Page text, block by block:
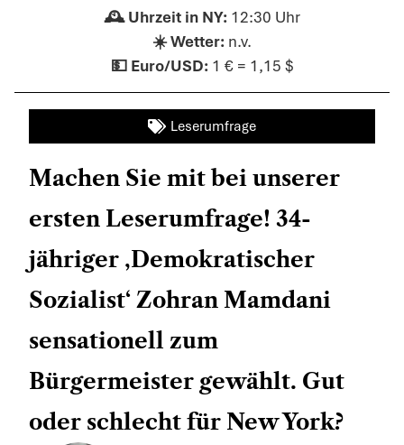
12:30 Uhr
n.v.
1 € = 1,15 $
Leserumfrage
Machen Sie mit bei unserer
ersten Leserumfrage! 34-
jähriger ‚Demokratischer
Sozialist‘ Zohran Mamdani
sensationell zum
Bürgermeister gewählt. Gut
oder schlecht für New York?